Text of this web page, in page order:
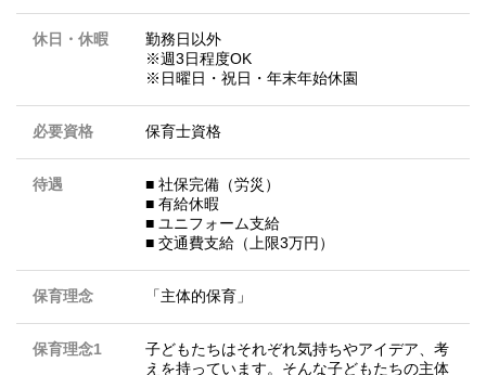
休日・休暇
勤務日以外
※週3日程度OK
※日曜日・祝日・年末年始休園
必要資格 保育士資格
待遇
■ 社保完備（労災）
■ 有給休暇
■ ユニフォーム支給
■ 交通費支給（上限3万円）
保育理念 「主体的保育」
保育理念1
子どもたちはそれぞれ気持ちやアイデア、考
えを持っています。そんな子どもたちの主体